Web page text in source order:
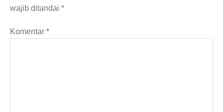
wajib ditandai *
Komentar *